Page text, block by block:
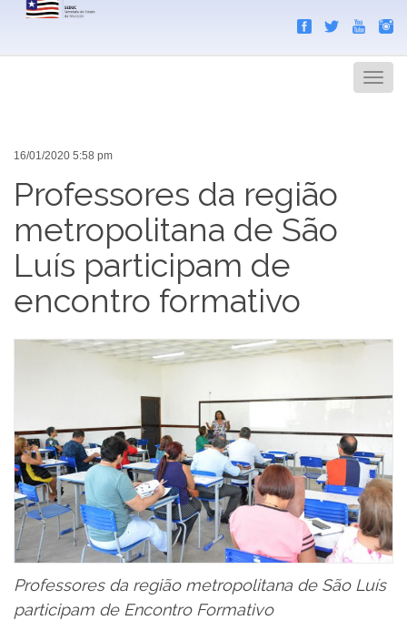
Menu
16/01/2020 5:58 pm
Professores da região
metropolitana de São
Luís participam de
encontro formativo
Professores da região metropolitana de São Luís
participam de Encontro Formativo